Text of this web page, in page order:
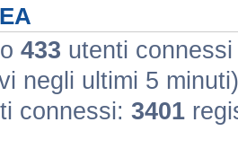
433 utenti
negli ultimi 5 minuti)
connessi: 3401